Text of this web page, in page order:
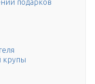
подарков
крупы